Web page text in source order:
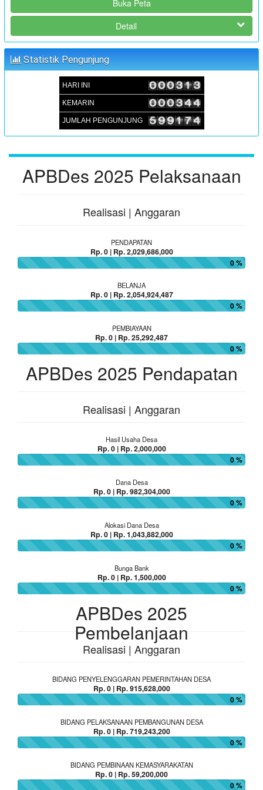
JUFRI (SEKDES SAMBUEJA)
MUSRENBANGDES PENYUSUNAN RKPDes T.A 2025 DAN
DU-RKP T.A 2026
Waktu
: Aula Kantor Desa Sambueja
: JUFRI (SEKDES SAMBUEJA)
Buka Peta
Detail
Statistik Pengunjung
HARI INI
KEMARIN
JUMLAH PENGUNJUNG
APBDes 2025 Pelaksanaan
Realisasi | Anggaran
PENDAPATAN
Rp. 0 | Rp. 2,029,686,000
0 %
BELANJA
Rp. 0 | Rp. 2,054,924,487
0 %
PEMBIAYAAN
Rp. 0 | Rp. 25,292,487
0 %
APBDes 2025 Pendapatan
Realisasi | Anggaran
Hasil Usaha Desa
Rp. 0 | Rp. 2,000,000
0 %
Dana Desa
Rp. 0 | Rp. 982,304,000
0 %
Alokasi Dana Desa
Rp. 0 | Rp. 1,043,882,000
0 %
Bunga Bank
Rp. 0 | Rp. 1,500,000
0 %
APBDes 2025
Pembelanjaan
Realisasi | Anggaran
BIDANG PENYELENGGARAN PEMERINTAHAN DESA
Rp. 0 | Rp. 915,628,000
0 %
BIDANG PELAKSANAAN PEMBANGUNAN DESA
Rp. 0 | Rp. 719,243,200
0 %
BIDANG PEMBINAAN KEMASYARAKATAN
Rp. 0 | Rp. 59,200,000
0 %